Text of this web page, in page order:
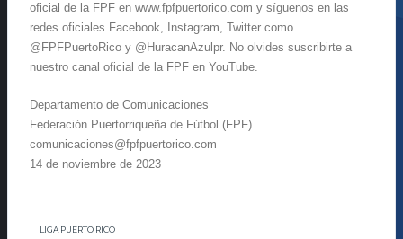
oficial de la FPF en www.fpfpuertorico.com y síguenos en las
redes oficiales Facebook, Instagram, Twitter como
@FPFPuertoRico y @HuracanAzulpr. No olvides suscribirte a
nuestro canal oficial de la FPF en YouTube.
Departamento de Comunicaciones
Federación Puertorriqueña de Fútbol (FPF)
comunicaciones@fpfpuertorico.com
14 de noviembre de 2023
LIGA PUERTO RICO